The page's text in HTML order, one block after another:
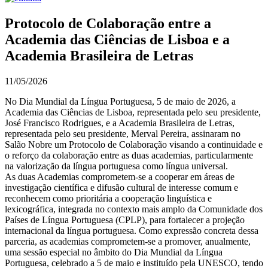
Protocolo de Colaboração entre a
Academia das Ciências de Lisboa e a
Academia Brasileira de Letras
11/05/2026
No Dia Mundial da Língua Portuguesa, 5 de maio de 2026, a
Academia das Ciências de Lisboa, representada pelo seu presidente,
José Francisco Rodrigues, e a Academia Brasileira de Letras,
representada pelo seu presidente, Merval Pereira, assinaram no
Salão Nobre um Protocolo de Colaboração visando a continuidade e
o reforço da colaboração entre as duas academias, particularmente
na valorização da língua portuguesa como língua universal.
As duas Academias comprometem-se a cooperar em áreas de
investigação científica e difusão cultural de interesse comum e
reconhecem como prioritária a cooperação linguística e
lexicográfica, integrada no contexto mais amplo da Comunidade dos
Países de Língua Portuguesa (CPLP), para fortalecer a projeção
internacional da língua portuguesa. Como expressão concreta dessa
parceria, as academias comprometem-se a promover, anualmente,
uma sessão especial no âmbito do Dia Mundial da Língua
Portuguesa, celebrado a 5 de maio e instituído pela UNESCO, tendo